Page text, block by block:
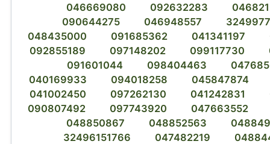
046669080 092632283
090644275
046948557
048435000
091685362 041341197
092855189
097148202 099117730
091601044
098404463
040169933
094018258
045847874
041002450
097262130 041242831
090807492
097743920
047663552
048850867
048852563
32496151766
047482219